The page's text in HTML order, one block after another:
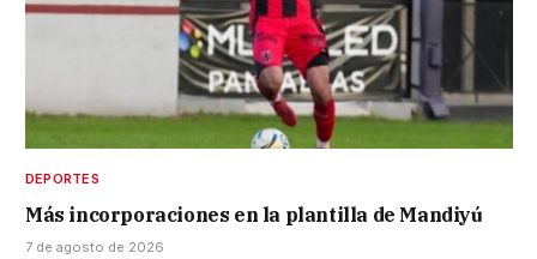
DEPORTES
Más incorporaciones en la plantilla de Mandiyú
7 de agosto de 2026